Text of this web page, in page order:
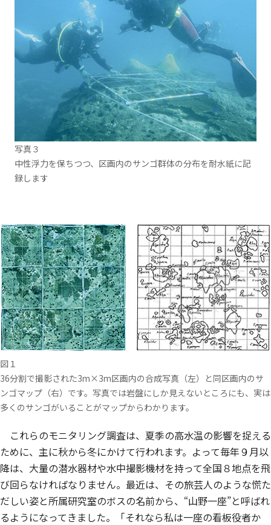
写真３
中性浮力を保ちつつ、区画内のサンゴ群体の分布を耐水紙に記
録します
図１
36分割で撮影された3m×3m区画内の合成写真（左）と同区画内のサ
ンゴマップ（右）です。写真では岩盤にしか見えないところにも、実は
多くのサンゴがいることがマップからわかります。
これらのモニタリング調査は、夏季の高水温の影響を捉える
ために、主に秋から冬にかけて行われます。よって毎年９月以
降は、大量の潜水器材や水中撮影機材を持って全国８地点を飛
び回らなければなりません。最近は、その旅芸人のような慌た
だしい姿と所属研究室のボスの名前から、“山野一座”と呼ばれ
るようになってきました。「それなら私は一座の看板役者か